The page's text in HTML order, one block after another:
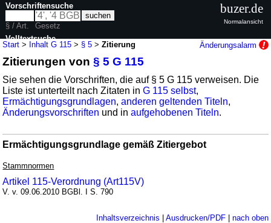
Start > Inhalt G 115 > § 5 >Zitierung Änderungsalarm
Zitierungen von§ 5 G 115
Sie sehen die Vorschriften, die auf § 5 G 115 verweisen. Die
Liste ist unterteilt nach Zitaten inG 115 selbst,
Ermächtigungsgrundlagen,anderen geltenden Titeln,
Änderungsvorschriften und inaufgehobenen Titeln.
Ermächtigungsgrundlage gemäß Zitiergebot
Stammnormen
Artikel 115-Verordnung (Art115V)
V. v. 09.06.2010 BGBl. I S. 790
Inhaltsverzeichnis | Ausdrucken/PDF| nach oben
Vorschriftensuche
§ / Art.
Gesetz
Volltextsuche
nur in G 115
buzer.de
Normalansicht